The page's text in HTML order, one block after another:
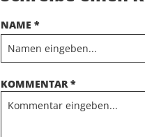
NAME *
KOMMENTAR *